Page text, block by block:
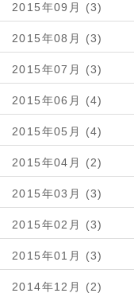
2015年09月 (3)
2015年08月 (3)
2015年07月 (3)
2015年06月 (4)
2015年05月 (4)
2015年04月 (2)
2015年03月 (3)
2015年02月 (3)
2015年01月 (3)
2014年12月 (2)